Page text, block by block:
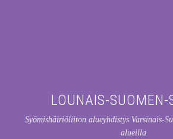
LOUNAIS-SUOMEN-
Syömishäiriöliiton alueyhdistys Varsinais-
alueilla